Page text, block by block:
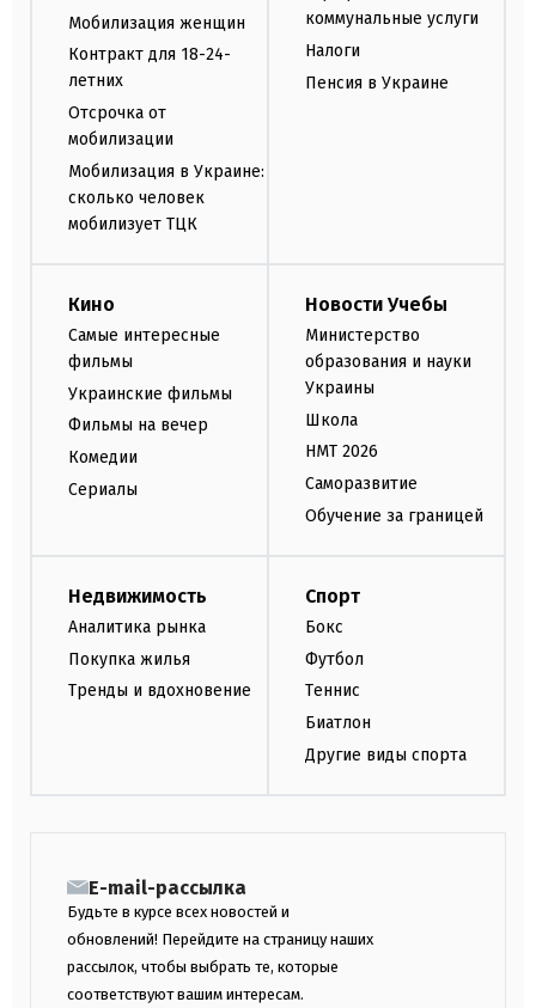
Мобилизация женщин
Контракт для 18-24-
летних
Отсрочка от
мобилизации
Мобилизация в Украине:
сколько человек
мобилизует ТЦК
коммунальные услуги
Налоги
Пенсия в Украине
Кино
Самые интересные
фильмы
Украинские фильмы
Фильмы на вечер
Комедии
Сериалы
Новости Учебы
Министерство
образования и науки
Украины
Школа
НМТ 2026
Саморазвитие
Обучение за границей
Недвижимость
Аналитика рынка
Покупка жилья
Тренды и вдохновение
Спорт
Бокс
Футбол
Теннис
Биатлон
Другие виды спорта
E-mail-рассылка
Будьте в курсе всех новостей и
обновлений! Перейдите на страницу наших
рассылок, чтобы выбрать те, которые
соответствуют вашим интересам.